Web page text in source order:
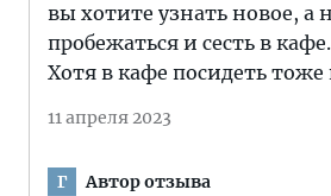
вы хотите узнать новое, а
пробежаться и сесть в
Хотя в кафе посидеть
11 апреля 2023
Г Автор отзыва